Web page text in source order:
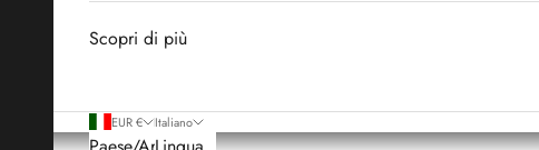
Scopri di più
EUR € Italiano